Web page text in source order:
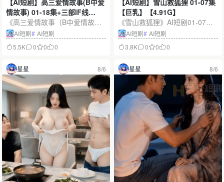
【AI短剧】高三爱情故事(B中爱
情故事) 01-18集+三部IF线
【10.7G】
《高三爱情故事（B中爱情故
事）》AI短剧合集收录01—18集
连续正篇与三部IF平行故事线，
容量约10.7G。作品围绕校园生
活、青春情感和关键选择展开，
以AI生成画面呈现误会、错过与
不同结局。
AI短剧# AI短剧
5.5K
0 0 0
【AI短剧】雪山救狐狸 01-07集
【巨乳】【4.91G】
《雪山救狐狸》AI短剧01-07集
合集，容量约4.91G。作品以暴
风雪中的狐狸救援为主线，融合
拟真AI人物、雪山冒险、奇幻悬
念与醒目的角色设计，呈现一段
紧张而温暖的冰原旅程。
AI短剧# AI短剧
3.8K
0 0 0
星星 8/6 星星 8/6